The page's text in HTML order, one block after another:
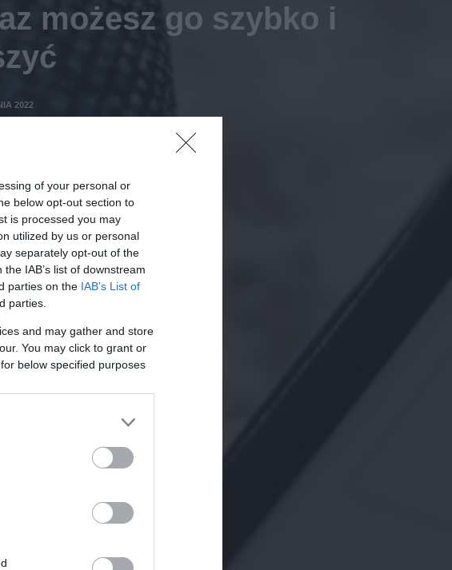
of your personal or
below opt-out section to
is processed you may
utilized by us or personal
separately opt-out of the
IAB’s list of downstream
parties on the IAB’s List of
parties.
and may gather and store
You may click to grant or
below specified purposes
możesz go szybko i
2022